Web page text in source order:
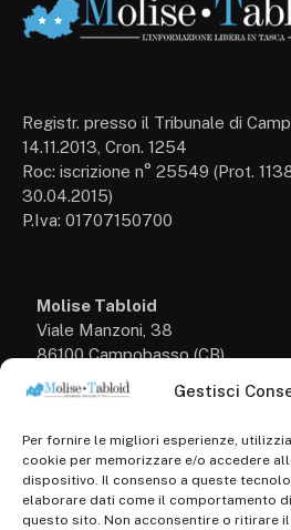
Gestisci
Per fornire le migliori esperienze,
cookie per memorizzare e/o accedere
dispositivo. Il consenso a queste
elaborare dati come il comportamento di
questo sito. Non acconsentire o ritirare
Registr. presso il Tribunale di
14.11.2013, Cron. 1254
Roc: iscrizione n° 25549 (Prot.
30.04.2015)
P.Iva: 01707150700
Molise Tabloid
Viale Manzoni, 38
86100 Campobasso (CB)
+39 3333169466
Scrivici a:
info@molisetabloid.it
commerciale@molisetabloid.it